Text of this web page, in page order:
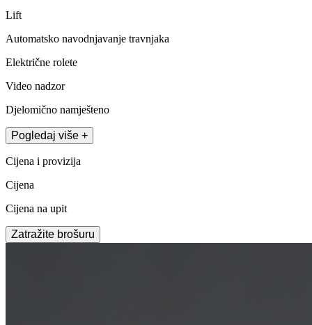
Lift
Automatsko navodnjavanje travnjaka
Električne rolete
Video nadzor
Djelomično namješteno
Pogledaj više +
Cijena i provizija
Cijena
Cijena na upit
Zatražite brošuru